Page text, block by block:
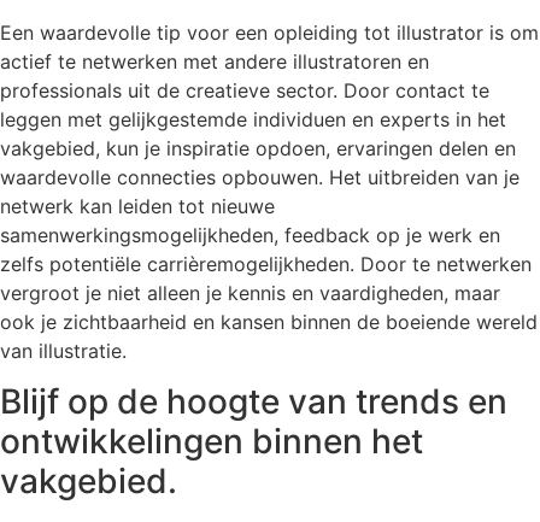
Een waardevolle tip voor een opleiding tot illustrator is om
actief te netwerken met andere illustratoren en
professionals uit de creatieve sector. Door contact te
leggen met gelijkgestemde individuen en experts in het
vakgebied, kun je inspiratie opdoen, ervaringen delen en
waardevolle connecties opbouwen. Het uitbreiden van je
netwerk kan leiden tot nieuwe
samenwerkingsmogelijkheden, feedback op je werk en
zelfs potentiële carrièremogelijkheden. Door te netwerken
vergroot je niet alleen je kennis en vaardigheden, maar
ook je zichtbaarheid en kansen binnen de boeiende wereld
van illustratie.
Blijf op de hoogte van trends en
ontwikkelingen binnen het
vakgebied.